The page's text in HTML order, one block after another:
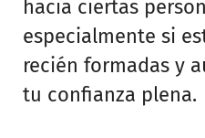
hacia ciertas
especialmente si
recién formadas y
tu confianza plena.